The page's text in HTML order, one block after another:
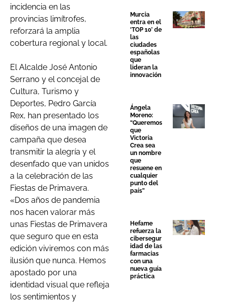
incidencia en las
provincias limítrofes,
reforzará la amplia
cobertura regional y local.
El Alcalde José Antonio
Serrano y el concejal de
Cultura, Turismo y
Deportes, Pedro García
Rex, han presentado los
diseños de una imagen de
campaña que desea
transmitir la alegría y el
desenfado que van unidos
a la celebración de las
Fiestas de Primavera.
«Dos años de pandemia
nos hacen valorar más
unas Fiestas de Primavera
que seguro que en esta
edición viviremos con más
ilusión que nunca. Hemos
apostado por una
identidad visual que refleja
los sentimientos y
Murcia
entra en el
‘TOP 10’ de
las
ciudades
españolas
que
lideran la
innovación
Ángela
Moreno:
“Queremos
que
Victoria
Crea sea
un nombre
que
resuene en
cualquier
punto del
país”
Hefame
refuerza la
cibersegur
idad de las
farmacias
con una
nueva guía
práctica